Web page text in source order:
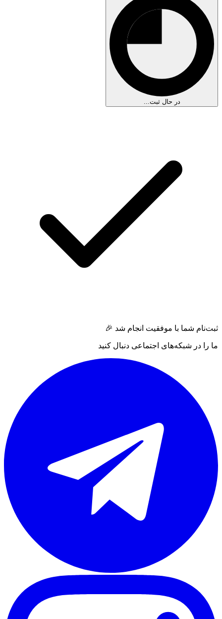
در حال ثبت...
ثبت‌نام شما با موفقیت انجام شد 🎉
ما را در شبکه‌های اجتماعی دنبال کنید